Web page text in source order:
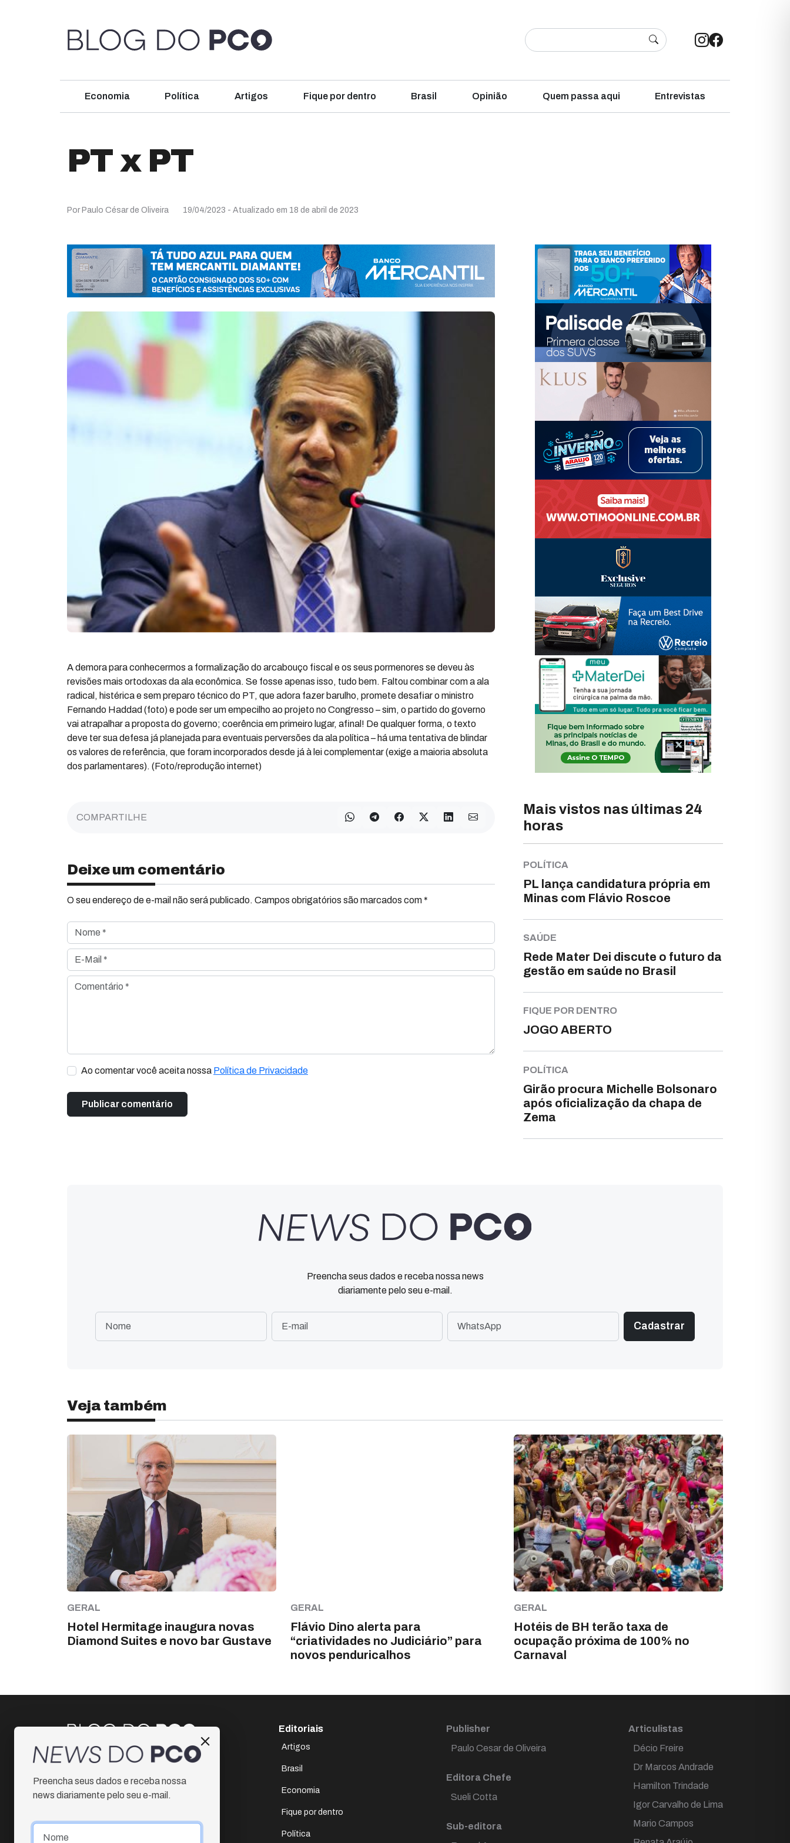
Economia Política Artigos Fique por dentro Brasil Opinião Quem passa aqui Entrevistas
PT x PT
Por Paulo César de Oliveira 19/04/2023 - Atualizado em 18 de abril de 2023
A demora para conhecermos a formalização do arcabouço fiscal e os seus pormenores se deveu às
revisões mais ortodoxas da ala econômica. Se fosse apenas isso, tudo bem. Faltou combinar com a ala
radical, histérica e sem preparo técnico do PT, que adora fazer barulho, promete desafiar o ministro
Fernando Haddad (foto) e pode ser um empecilho ao projeto no Congresso – sim, o partido do governo
vai atrapalhar a proposta do governo; coerência em primeiro lugar, afinal! De qualquer forma, o texto
deve ter sua defesa já planejada para eventuais perversões da ala política – há uma tentativa de blindar
os valores de referência, que foram incorporados desde já à lei complementar (exige a maioria absoluta
dos parlamentares). (Foto/reprodução internet)
COMPARTILHE
Deixe um comentário
O seu endereço de e-mail não será publicado. Campos obrigatórios são marcados com *
Nome *
E-Mail *
Comentário *
Ao comentar você aceita nossa Política de Privacidade
Mais vistos nas últimas 24
horas
POLÍTICA
PL lança candidatura própria em
Minas com Flávio Roscoe
SAÚDE
Rede Mater Dei discute o futuro da
gestão em saúde no Brasil
FIQUE POR DENTRO
JOGO ABERTO
POLÍTICA
Girão procura Michelle Bolsonaro
após oficialização da chapa de
Zema
Preencha seus dados e receba nossa news
diariamente pelo seu e-mail.
Veja também
GERAL
Hotel Hermitage inaugura novas
Diamond Suites e novo bar Gustave
GERAL
Flávio Dino alerta para
“criatividades no Judiciário” para
novos penduricalhos
GERAL
Hotéis de BH terão taxa de
ocupação próxima de 100% no
Carnaval
Instagram
Facebook
Editoriais
Artigos
Brasil
Economia
Fique por dentro
Política
Publisher
Paulo Cesar de Oliveira
Editora Chefe
Sueli Cotta
Sub-editora
Articulistas
Décio Freire
Dr Marcos Andrade
Hamilton Trindade
Igor Carvalho de Lima
Mario Campos
Preencha seus dados e receba nossa
news diariamente pelo seu e-mail.